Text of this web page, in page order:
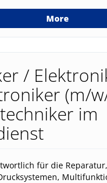
More
/
(m/
im
für die